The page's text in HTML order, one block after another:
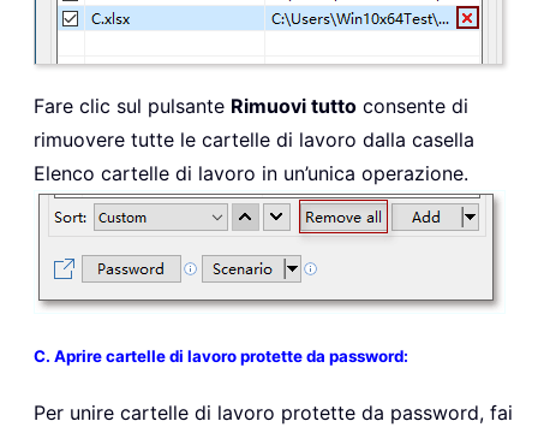
Fare clic sul pulsante Rimuovi tutto consente di
rimuovere tutte le cartelle di lavoro dalla casella
Elenco cartelle di lavoro in un’unica operazione.
C. Aprire cartelle di lavoro protette da password:
Per unire cartelle di lavoro protette da password, fai